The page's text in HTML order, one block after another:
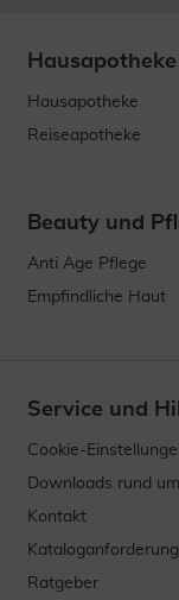
Hausapotheke
Hausapotheke
Reiseapotheke
Beauty und
Anti Age Pflege
Empfindliche Haut
Service und
Cookie-
Downloads rund
Kontakt
Kataloganforderung
Ratgeber